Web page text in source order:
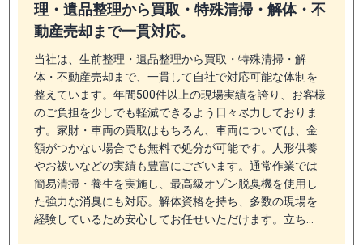
理・遺品整理から買取・特殊清掃・解体・不
動産売却まで一貫対応。
当社は、生前整理・遺品整理から買取・特殊清掃・解
体・不動産売却まで、一貫して自社で対応可能な体制を
整えています。年間500件以上の現場実績を誇り、お客様
のご負担を少しでも軽減できるよう日々尽力しておりま
す。家財・車両の買取はもちろん、車両については、金
額がつかない場合でも無料で処分が可能です。人形供養
やお祓いなどの実績も豊富にございます。通常作業では
簡易清掃・養生を実施し、最高級オゾン脱臭機を使用し
た強力な消臭にも対応。解体資格を持ち、多数の現場を
経験しているため安心してお任せいただけます。立ち…